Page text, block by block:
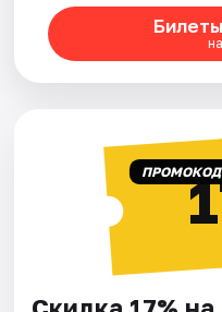
Рейтинги
ПРОМОКОД